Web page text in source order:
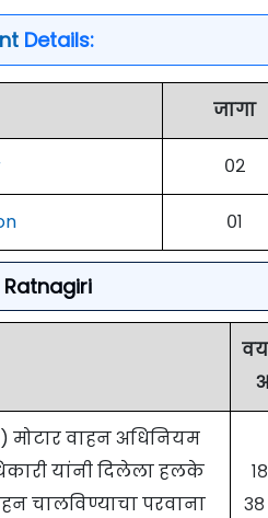
Details:
जागा
०२
०१
मोटार वाहन अधिनियम
यांनी दिलेला हलके
चालविण्याचा परवाना
३८